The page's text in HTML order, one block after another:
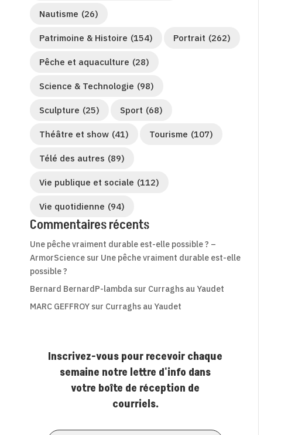
Nautisme (26)
Patrimoine & Histoire (154) Portrait (262)
Pêche et aquaculture (28)
Science & Technologie (98)
Sculpture (25) Sport (68)
Théâtre et show (41) Tourisme (107)
Télé des autres (89)
Vie publique et sociale (112)
Vie quotidienne (94)
Commentaires récents
Une pêche vraiment durable est-elle possible ? –
ArmorScience sur Une pêche vraiment durable est-elle
possible ?
Bernard BernardP-lambda sur Curraghs au Yaudet
MARC GEFFROY sur Curraghs au Yaudet
Inscrivez-vous pour recevoir chaque
semaine notre lettre d'info dans
votre boîte de réception de
courriels.